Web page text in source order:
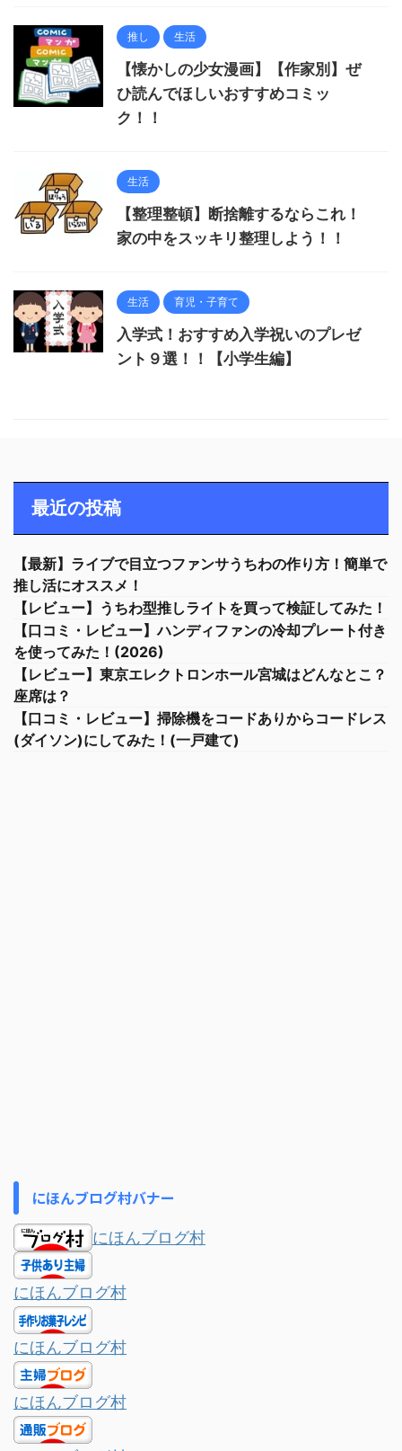
推し 生活
【懐かしの少女漫画】【作家別】ぜ
ひ読んでほしいおすすめコミッ
ク！！
生活
【整理整頓】断捨離するならこれ！
家の中をスッキリ整理しよう！！
生活 育児・子育て
入学式！おすすめ入学祝いのプレゼ
ント９選！！【小学生編】
最近の投稿
【最新】ライブで目立つファンサうちわの作り方！簡単で
推し活にオススメ！
【レビュー】うちわ型推しライトを買って検証してみた！
【口コミ・レビュー】ハンディファンの冷却プレート付き
を使ってみた！(2026)
【レビュー】東京エレクトロンホール宮城はどんなとこ？
座席は？
【口コミ・レビュー】掃除機をコードありからコードレス
(ダイソン)にしてみた！(一戸建て)
にほんブログ村バナー
にほんブログ村
にほんブログ村
にほんブログ村
にほんブログ村